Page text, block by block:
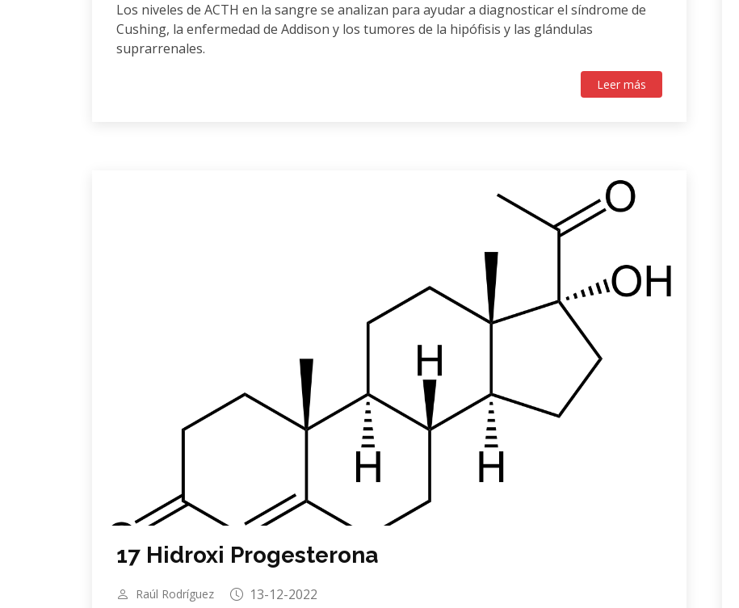
Los niveles de ACTH en la sangre se analizan para ayudar a diagnosticar el síndrome de
Cushing, la enfermedad de Addison y los tumores de la hipófisis y las glándulas
suprarrenales.
Leer más
17 Hidroxi Progesterona
Raúl Rodríguez
13-12-2022